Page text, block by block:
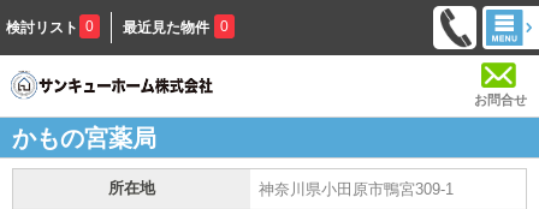
検討リスト 0 最近見た物件 0
お問合せ
かもの宮薬局
所在地 神奈川県小田原市鴨宮309-1